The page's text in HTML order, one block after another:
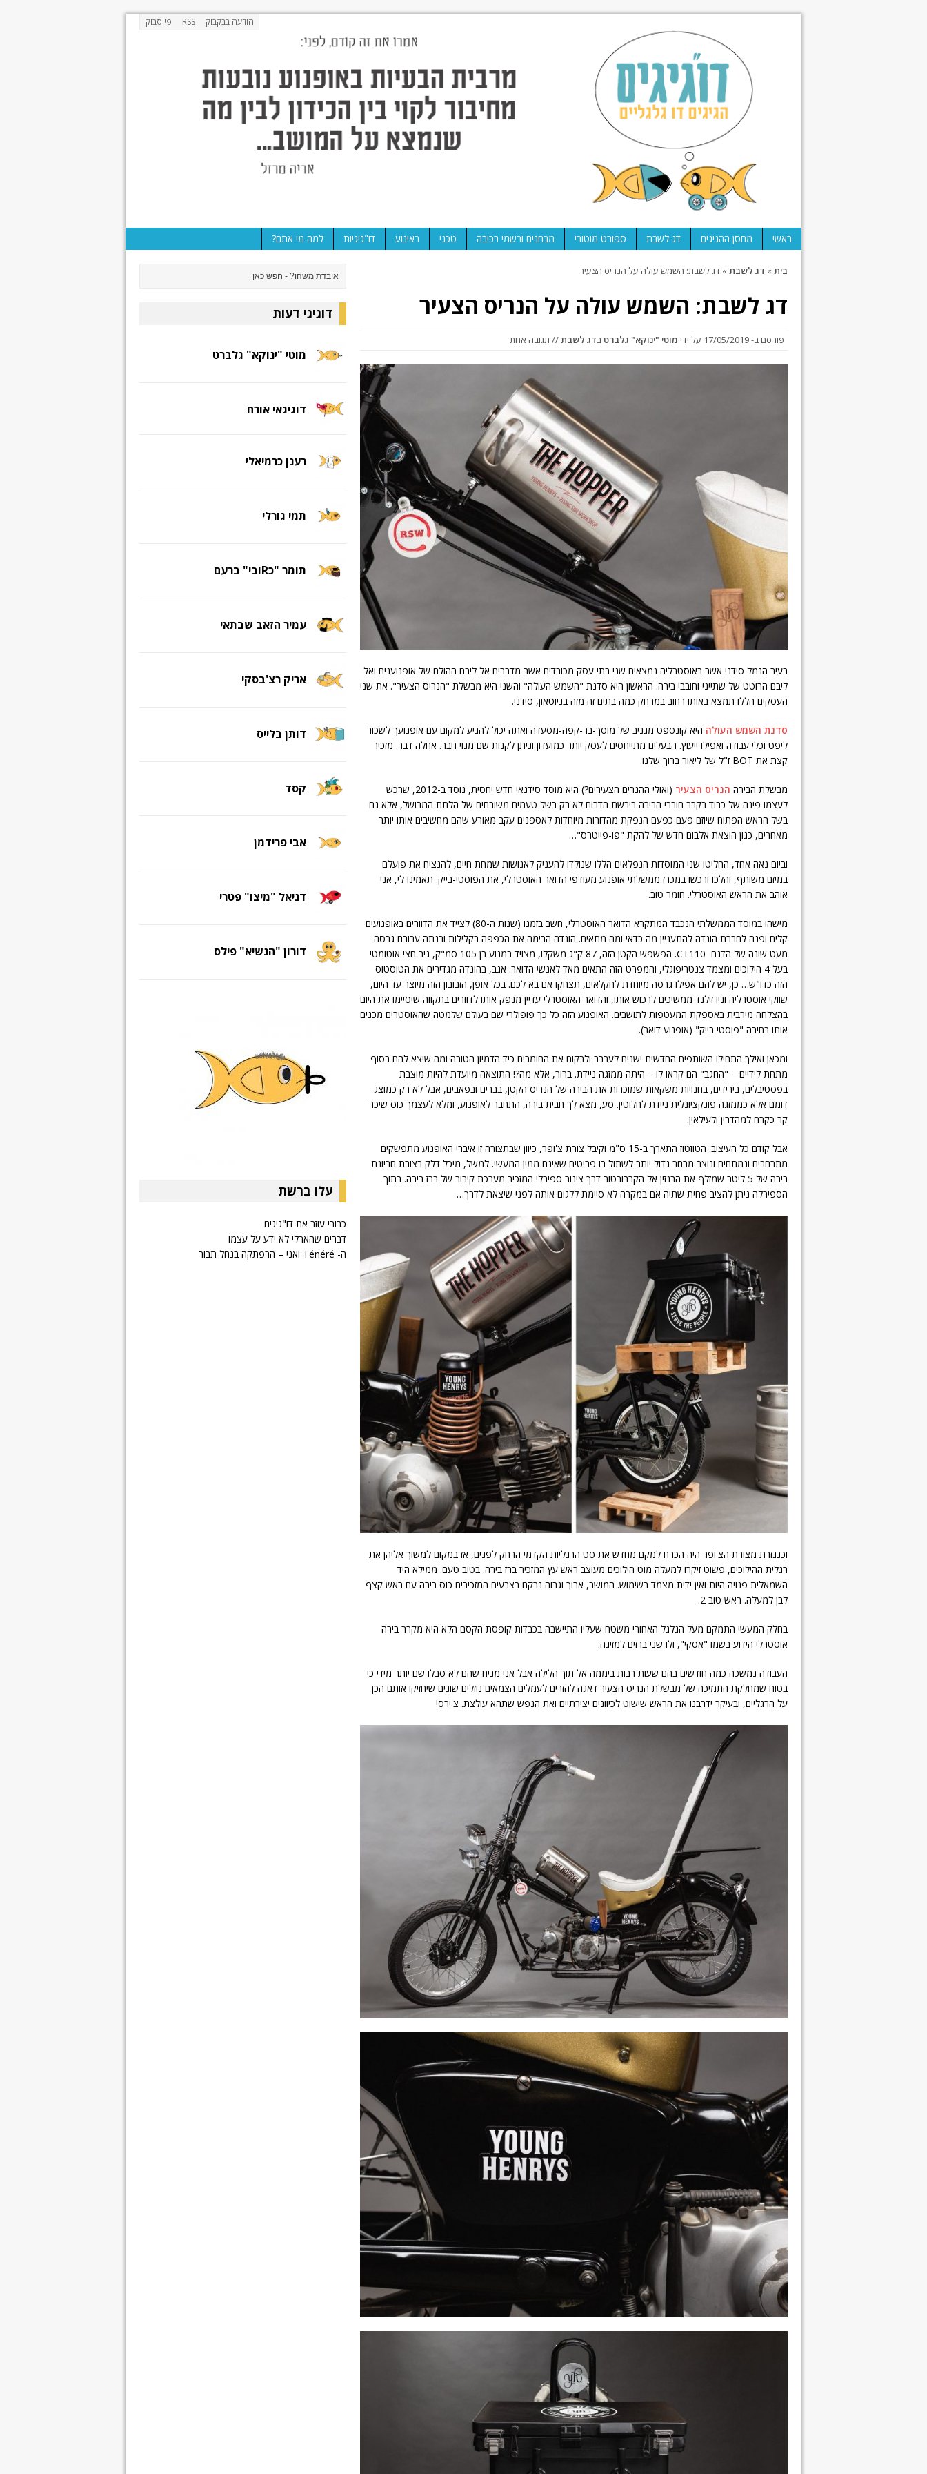
הודעה בבקבוק RSS פייסבוק
ראשי מחסן ההגיגים דג לשבת ספורט מוטורי מבחנים ורשמי רכיבה טכני ראינוע דו"גיגיות למה מי אתם?
בית» דג לשבת» דג לשבת: השמש עולה על הנריס הצעיר
דג לשבת: השמש עולה על הנריס הצעיר
פורסם ב-17/05/2019 על ידי מוטי "ינוקא" גלברט בדג לשבת// תגובה אחת
בעיר הנמל סידני אשר באוסטרליה נמצאים שני בתי עסק מכובדים אשר מדברים אל ליבם ההולם של אופנוענים ואל
ליבם הרוטט של שתייני וחובבי בירה. הראשון היא סדנת "השמש העולה" והשני היא מבשלת "הנריס הצעיר". את שני
העסקים הללו תמצא באותו רחוב במרחק כמה בתים זה מזה בניוטאון, סידני.
סדנת השמש העולה היא קונספט מגניב של מוסך-בר-קפה-מסעדה ואתה יכול להגיע למקום עם אופנועך לשכור
ליפט וכלי עבודה ואפילו ייעוץ. הבעלים מתייחסים לעסק יותר כמועדון וניתן לקנות שם מנוי חבר. אחלה דבר. מזכיר
קצת את BOT ז"ל של ליאור ברוך שלנו.
מבשלת הבירה הנריס הצעיר
(ואולי ההנרים הצעירים?) היא מוסד סידנאי חדש יחסית, נוסד ב-2012, שרכש
לעצמו פינה של כבוד בקרב חובבי הבירה ביבשת הדרום לא רק בשל טעמים משובחים של הלתת המבושל, אלא גם
בשל הראש הפתוח שיוזם פעם כפעם הנפקת מהדורות מיוחדות לאספנים עקב מאורע שהם מחשיבים אותו יותר
מאחרים, כגון הוצאת אלבום חדש של להקת "פו-פייטרס"…
וביום נאה אחד, החליטו שני המוסדות הנפלאים הללו שנולדו להעניק לאנושות שמחת חיים, להנציח את פועלם
במיזם משותף, והלכו ורכשו במכרז ממשלתי אופנוע מעודפי הדואר האוסטרלי, את הפוסטי-בייק. תאמינו לי, אני
אוהב את הראש האוסטרלי. חומר טוב.
מישהו במוסד הממשלתי הנכבד המתקרא הדואר האוסטרלי, חשב בזמנו (שנות ה-80) לצייד את הדוורים באופנועים
קלים ופנה לחברת הונדה להתעניין מה כדאי ומה מתאים. הונדה הרימה את הכפפה בקלילות ובנתה עבורם גרסה
מעט שונה של הדגם CT110. הפשפש הקטן הזה, 87 ק"ג משקלו, מצויד במנוע בן 105 סמ"ק, גיר חצי אוטומטי
בעל 4 הילוכים ומצמד צנטריפוגלי, והמפרט הזה התאים מאד לאנשי הדואר. אגב, בהונדה מגדירים את הטוסטוס
הזה כדו"ש… כן, יש להם אפילו גרסה מיוחדת לחקלאים, תצחקו אם בא לכם. בכל אופן, הזבובון הזה מיוצר עד היום,
שווקי אוסטרליה וניו זילנד ממשיכים לרכוש אותו, והדואר האוסטרלי עדיין מנפק אותו לדוורים בתקווה שיסיימו את היום
בהצלחה מירבית באספקת המעטפות לתושבים. האופנוע הזה כל כך פופולרי שם בעולם שלמטה שהאוסטרים מכנים
אותו בחיבה "פוסטי בייק" (אופנוע דואר).
ומכאן ואילך התחילו השותפים החדשים-ישנים לערבב ולרקוח את החומרים כיד הדמיון הטובה ומה שיצא להם בסוף
מתחת לידיים – "החגב" הם קראו לו – היתה ממזגה ניידת. ברור, אלא מה?! התוצאה מיועדת להיות מוצבת
בפסטיבלים, בירידים, בחנויות משקאות שמוכרות את הבירה של הנריס הקטן, בברים ובפאבים, אבל לא רק כמוצג
דומם אלא כממזגה פונקציונלית ניידת לחלוטין. סע, מצא לך חבית בירה, התחבר לאופנוע, ומלא לעצמך כוס שיכר
קר כקרח למהדרין ולעילאין.
אבל קודם כל העיצוב. הטוזטוז התארך ב-15 ס"מ וקיבל צורת צ'ופר, כיוון שבתצורה זו איברי האופנוע מתפשקים
מתרחבים ונמתחים ונוצר מרחב גדול יותר לשתול בו פריטים שאינם ממין המעשי. למשל, מיכל דלק בצורת חביונת
בירה של 5 ליטר שמזלף את הבנזין אל הקרבורטור דרך צינור ספירלי המזכיר מערכת קירור של ברז בירה. בתוך
הספירלה ניתן להציב פחית שתיה אם במקרה לא סיימת ללגום אותה לפני שיצאת לדרך…
וכנגזרת מצורת הצ'ופר היה הכרח למקם מחדש את סט הרגליות הקדמי הרחק לפנים, אז במקום למשוך אליהן את
רגלית ההילוכים, פשוט זיקרו למעלה מוט הילוכים מעוצב ראש עץ המזכיר ברז בירה. בטוב טעם. ממילא היד
השמאלית פנויה היות ואין ידית מצמד בשימוש. המושב, ארוך וגבוה נרקם בצבעים המזכירים כוס בירה עם ראש קצף
לבן למעלה. ראש טוב 2.
בחלק המעשי התמקם מעל הגלגל האחורי משטח שעליו התיישבה בכבדות קופסת הקסם הלא היא מקרר בירה
אוסטרלי הידוע בשמו "אסקי", ולו שני ברזים למזיגה.
העבודה נמשכה כמה חודשים בהם שעות רבות ביממה אל תוך הלילה אבל אני מניח שהם לא סבלו שם יותר מידי כי
בטוח שמחלקת התמיכה של מבשלת הנריס הצעיר דאגה להזרים לעמלים הצמאים נוזלים שונים שיחזיקו אותם הכן
על הרגליים, ובעיקר ידרבנו את הראש שישוט לכיוונים יצירתיים ואת הנפש שתהא עולצת. צ'ירס!
דוגיגי דעות
מוטי "ינוקא" גלברט
דוגיגאי אורח
רענן כרמיאלי
תמי גורלי
תומר "כRובי" ברעם
עמיר הזאב שבתאי
אריק רצ'בסקי
דותן בלייס
קסד
אבי פרידמן
דניאל "מיצו" פטרי
דורון "הנשיא" פילס
עלו ברשת
כרובי עוזב את דו"גיגים
דברים שהארלי לא ידע על עצמו
ה- Ténéré ואני – הרפתקה בנחל תבור